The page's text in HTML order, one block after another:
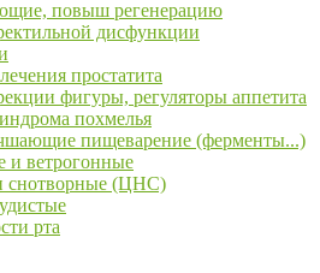
повыш регенерацию
дисфункции
простатита
фигуры, регуляторы аппетита
похмелья
пищеварение (ферменты...)
и ветрогонные
снотворные (ЦНС)
рта